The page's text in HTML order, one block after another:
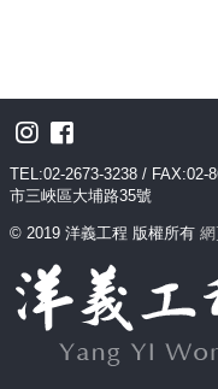
TEL:02-2673-3238 / FAX:02-
市三峽區大埔路35號
© 2019 洋義工程 版權所有